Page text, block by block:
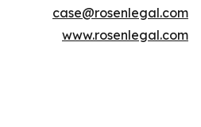
case@rosenlegal.com
www.rosenlegal.com